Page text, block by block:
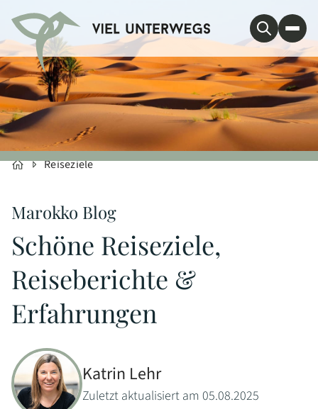
Reiseziele
Marokko Blog
Schöne Reiseziele,
Reiseberichte &
Erfahrungen
Katrin Lehr
Zuletzt aktualisiert am 05.08.2025